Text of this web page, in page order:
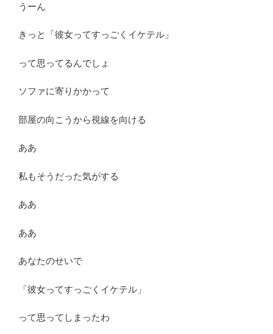
うーん
きっと「彼女ってすっごくイケテル」
って思ってるんでしょ
ソファに寄りかかって
部屋の向こうから視線を向ける
ああ
私もそうだった気がする
ああ
ああ
あなたのせいで
「彼女ってすっごくイケテル」
って思ってしまったわ